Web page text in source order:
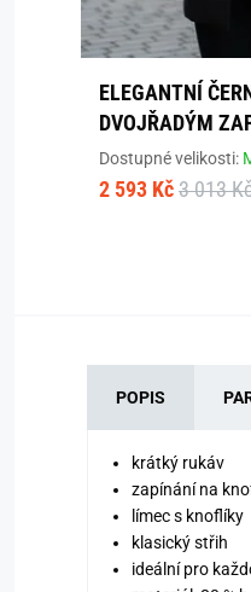
ELEGANTNÍ
DVOJŘADÝM
Dostupné velikosti:
2 593 Kč 3 013
POPIS
krátký rukáv
zapínání na
límec s knoflíky
klasický střih
ideální pro